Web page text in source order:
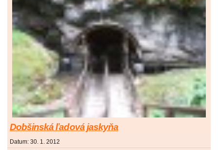
Dobšinská ľadová jaskyňa
Datum: 30. 1. 2012